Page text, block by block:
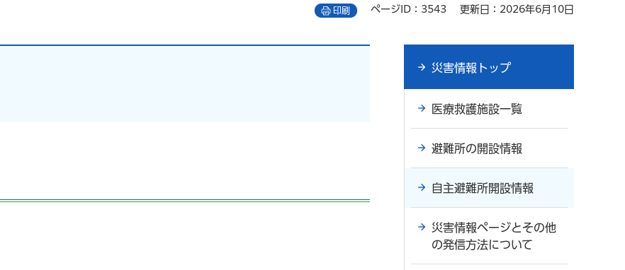
印刷 ページID：3543 更新日：2026年6月10日
災害情報トップ
医療救護施設一覧
避難所の開設情報
自主避難所開設情報
災害情報ページとその他
の発信方法について